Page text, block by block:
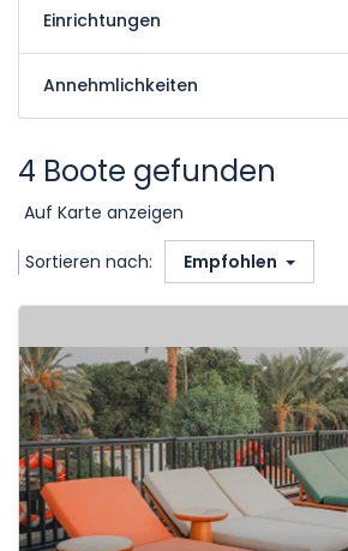
Einrichtungen
Annehmlichkeiten
4 Boote gefunden
Auf Karte anzeigen
Sortieren nach: Empfohlen